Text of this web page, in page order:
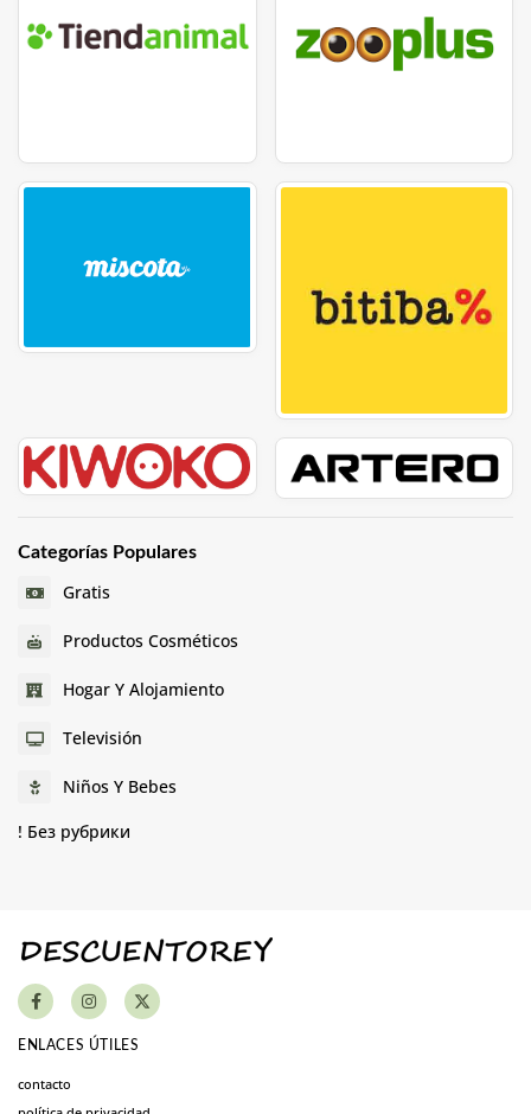
Categorías Populares
Gratis
Productos Cosméticos
Hogar Y Alojamiento
Televisión
Niños Y Bebes
! Без рубрики
ENLACES ÚTILES
contacto